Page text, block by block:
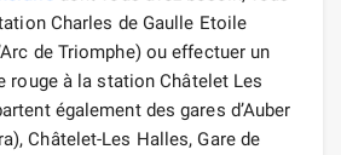
Charles de Gaulle Etoile
de Triomphe) ou effectuer un
rouge à la station Châtelet Les
également des gares d’Auber
Châtelet-Les Halles, Gare de